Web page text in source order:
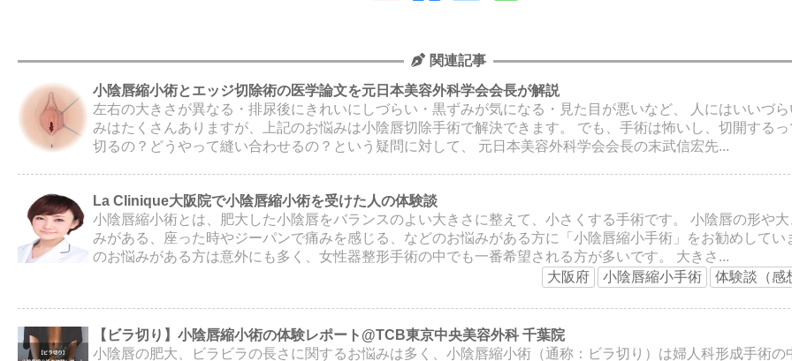
関連記事
小陰唇縮小術とエッジ切除術の医学論文を元日本美容外科学会会長が解説
左右の大きさが異なる・排尿後にきれいにしづらい・黒ずみが気になる・見た目が悪いなど、 人にはいいづ
みはたくさんありますが、上記のお悩みは小陰唇切除手術で解決できます。 でも、手術は怖いし、切開する
切るの？どうやって縫い合わせるの？という疑問に対して、 元日本美容外科学会会長の末武信宏先...
La Clinique大阪院で小陰唇縮小術を受けた人の体験談
小陰唇縮小術とは、肥大した小陰唇をバランスのよい大きさに整えて、小さくする手術です。 小陰唇の形や
みがある、座った時やジーパンで痛みを感じる、などのお悩みがある方に「小陰唇縮小手術」をお勧めしてい
のお悩みがある方は意外にも多く、女性器整形手術の中でも一番希望される方が多いです。 大きさ...
大阪府
小陰唇縮小手術 体験談（感
【ビラ切り】小陰唇縮小術の体験レポート@TCB東京中央美容外科 千葉院
小陰唇の肥大、ビラビラの長さに関するお悩みは多く、小陰唇縮小術（通称：ビラ切り）は婦人科形成手術の